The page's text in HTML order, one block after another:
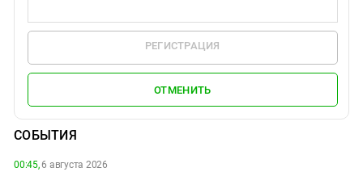
РЕГИСТРАЦИЯ
ОТМЕНИТЬ
СОБЫТИЯ
00:45,6 августа 2026